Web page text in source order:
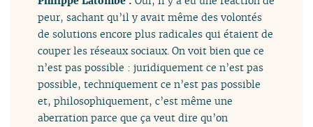
peur, sachant qu’il y avait même des volontés
de solutions encore plus radicales qui étaient de
couper les réseaux sociaux. On voit bien que ce
n’est pas possible : juridiquement ce n’est pas
possible, techniquement ce n’est pas possible
et, philosophiquement, c’est même une
aberration parce que ça veut dire qu’on